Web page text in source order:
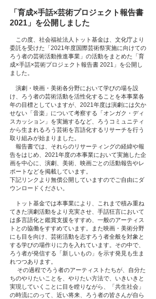
「育成×手話×芸術プロジェクト報告書
2021」を公開しました
この度、社会福祉法人トット基金は、文化庁より
委託を受けた「2021年度国際芸術祭実施に向けての
ろう者の芸術活動推進事業」の活動をまとめた「育
成×手話×芸術プロジェクト報告書 2021」を公開し
ました。
演劇・映画・美術各分野において学びの場を設
け、ろう者の芸術活動を活性化することを本事業各
年の目標としていますが、2021年度は演劇には欠か
せない「音楽」について考察する「オンガク・ディ
スカッション」を実施するなど、ろうコミュニティ
から生まれるろう芸術を言語化するリサーチを行う
取り組みが始まりました。
報告書では、それらのリサーティングの経緯や報
告をはじめ、2021年度の本事業において実施した企
画を中心に、演劇、美術、映画ごとの活動報告やレ
ポートなどを掲載しています。
下記リンクより無償公開していますのでご自由にダ
ウンロードください。
トット基金では本事業により、これまで積み重ね
てきた演劇活動をより充実させ、手話狂言において
は多言語化と鑑賞支援をすすめ、一般のアーティス
トとの協働をすすめています。また映画・美術分野
にも目を向け、芸術活動を志すろう者全般を対象と
する学びの場作りに力を入れています。その中で、
ろう者が発信する「新しいもの」を示す発見も生ま
れつつあります。
その過程でろう者のアーティストたちが、自分た
ちのやりたいことを、やりたい方法で、いきいきと
実現していくことに目を瞠りながら、「共生社会」
の時流にのって、近い将来、ろう者の皆さんが自ら